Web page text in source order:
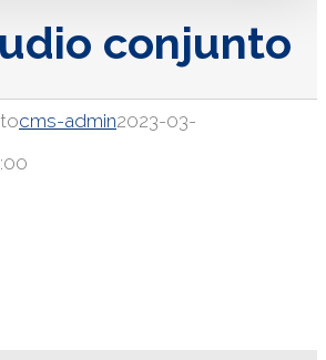
conjunto
cms-admin2023-03-